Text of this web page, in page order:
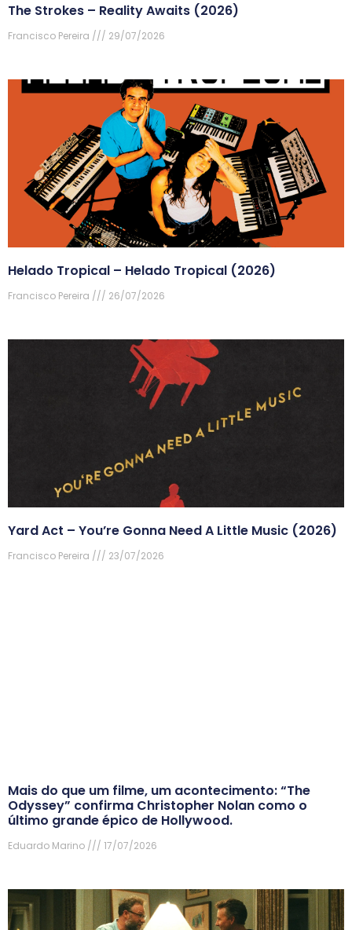
The Strokes – Reality Awaits (2026)
Francisco Pereira 29/07/2026
Helado Tropical – Helado Tropical (2026)
Francisco Pereira 26/07/2026
Yard Act – You’re Gonna Need A Little Music (2026)
Francisco Pereira 23/07/2026
Mais do que um filme, um acontecimento: “The
Odyssey” confirma Christopher Nolan como o
último grande épico de Hollywood.
Eduardo Marino 17/07/2026